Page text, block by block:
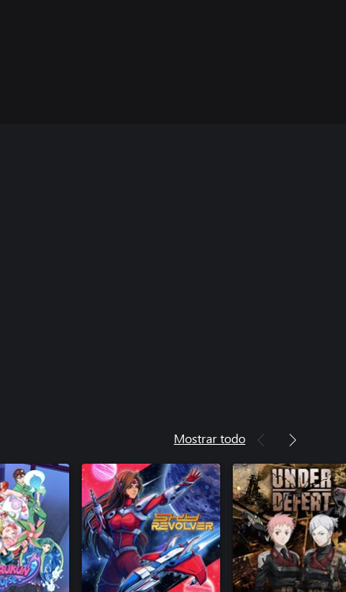
Mostrar todo